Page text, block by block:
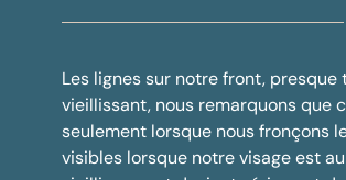
Les lignes sur notre front, presque
vieillissant, nous remarquons que
seulement lorsque nous fronçons
visibles lorsque notre visage est